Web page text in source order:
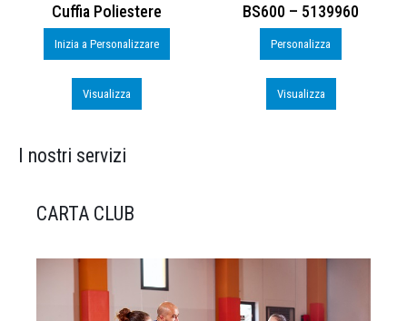
Cuffia Poliestere
Inizia a Personalizzare
Visualizza
BS600 – 5139960
Personalizza
Visualizza
I nostri servizi
CARTA CLUB